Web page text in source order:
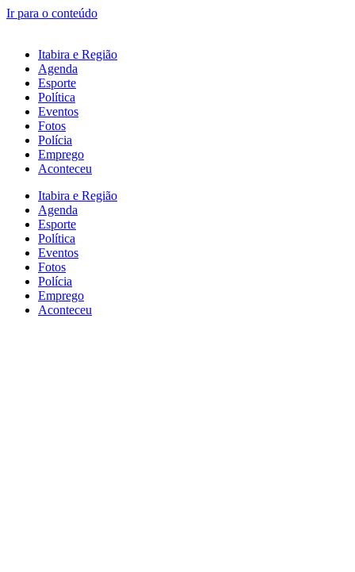
Ir para o conteúdo
Itabira e Região
Agenda
Esporte
Política
Eventos
Fotos
Polícia
Emprego
Aconteceu
Itabira e Região
Agenda
Esporte
Política
Eventos
Fotos
Polícia
Emprego
Aconteceu